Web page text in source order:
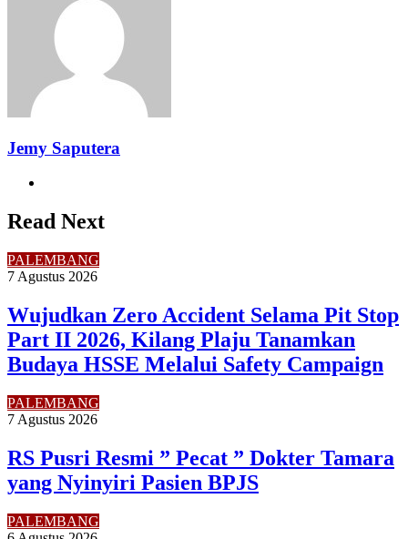
Jemy Saputera
Read Next
PALEMBANG
7 Agustus 2026
Wujudkan Zero Accident Selama Pit Stop
Part II 2026, Kilang Plaju Tanamkan
Budaya HSSE Melalui Safety Campaign
PALEMBANG
7 Agustus 2026
RS Pusri Resmi ” Pecat ” Dokter Tamara
yang Nyinyiri Pasien BPJS
PALEMBANG